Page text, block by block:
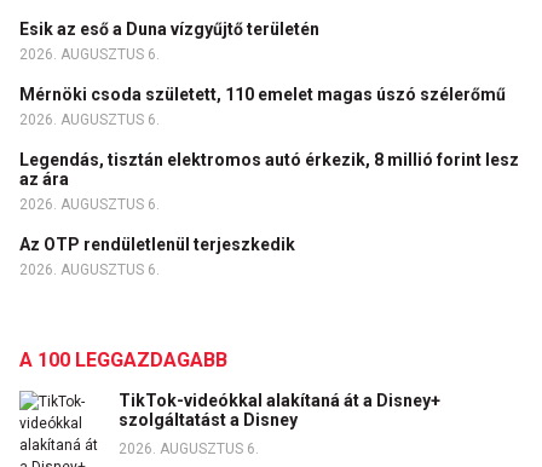
Esik az eső a Duna vízgyűjtő területén
2026. AUGUSZTUS 6.
Mérnöki csoda született, 110 emelet magas úszó szélerőmű
2026. AUGUSZTUS 6.
Legendás, tisztán elektromos autó érkezik, 8 millió forint lesz
az ára
2026. AUGUSZTUS 6.
Az OTP rendületlenül terjeszkedik
2026. AUGUSZTUS 6.
A 100 LEGGAZDAGABB
TikTok-videókkal alakítaná át a Disney+
szolgáltatást a Disney
2026. AUGUSZTUS 6.